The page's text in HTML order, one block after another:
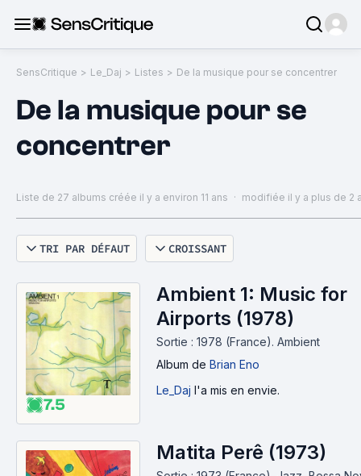
SensCritique > Le_Daj > Listes > De la musique pour se concentrer
De la musique pour se
concentrer
Liste de 27 albums créée il y a environ 11 ans · modifiée il y a plus de 2
TRI PAR DÉFAUT CROISSANT
7.5
Ambient 1: Music for
Airports (1978)
Sortie : 1978 (France). Ambient
Album de Brian Eno
Le_Daj l'a mis en envie.
Matita Perê (1973)